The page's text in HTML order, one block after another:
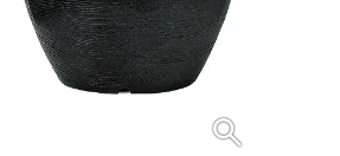
search